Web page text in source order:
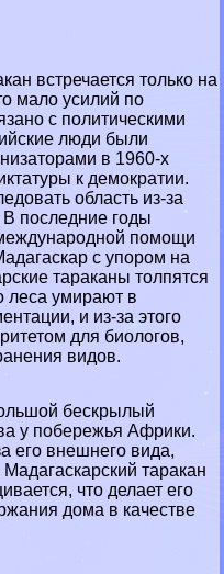
встречается только на
мало усилий по
с политическими
люди были
в 1960-х
к демократии.
область из-за
В последние годы
помощи
с упором на
таpaканы толпятся
леса умирают в
и из-за этого
для биологов,
видов.
бескрылый
у побережья Африки.
его внешнего вида,
таpaкан
что делает его
дома в качестве